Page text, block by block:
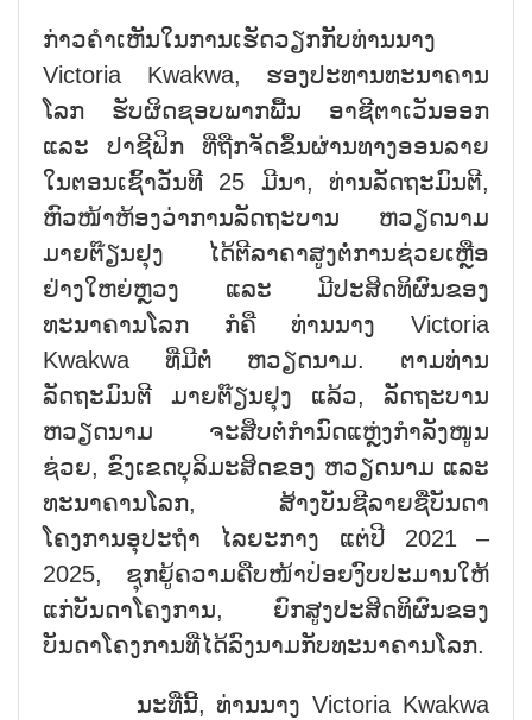
ກ່າວຄຳເຫັນໃນການເຮັດວຽກກັບທ່ານນາງ
Victoria Kwakwa, ຮອງປະທານທະນາຄານ
ໂລກ ຮັບຜິດຊອບພາກພື້ນ ອາຊີຕາເວັນອອກ
ແລະ ປາຊີຟິກ ທີ່ຖືກຈັດຂຶ້ນຜ່ານທາງອອນລາຍ
ໃນຕອນເຊົ້າວັນທີ 25 ມີນາ, ທ່ານລັດຖະມົນຕີ,
ຫົວໜ້າຫ້ອງວ່າການລັດຖະບານ ຫວຽດນາມ
ມາຍຕ໊ຽນຢຸງ ໄດ້ຕີລາຄາສູງຕໍ່ການຊ່ວຍເຫຼືອ
ຢ່າງໃຫຍ່ຫຼວງ ແລະ ມີປະສິດທິຜົນຂອງ
ທະນາຄານໂລກ ກໍຄື ທ່ານນາງ Victoria
Kwakwa ທີ່ມີຕໍ່ ຫວຽດນາມ. ຕາມທ່ານ
ລັດຖະມົນຕີ ມາຍຕ໊ຽນຢຸງ ແລ້ວ, ລັດຖະບານ
ຫວຽດນາມ ຈະສືບຕໍ່ກຳນົດແຫຼ່ງກຳລັງໜູນ
ຊ່ວຍ, ຂົງເຂດບຸລິມະສິດຂອງ ຫວຽດນາມ ແລະ
ທະນາຄານໂລກ, ສ້າງບັນຊີລາຍຊື່ບັນດາ
ໂຄງການອຸປະຖຳ ໄລຍະກາງ ແຕ່ປີ 2021 –
2025, ຊຸກຍູ້ຄວາມຄືບໜ້າປ່ອຍງົບປະມານໃຫ້
ແກ່ບັນດາໂຄງການ, ຍົກສູງປະສິດທິຜົນຂອງ
ບັນດາໂຄງການທີ່ໄດ້ລົງນາມກັບທະນາຄານໂລກ.
ນະທີ່ນີ້, ທ່ານນາງ Victoria Kwakwa